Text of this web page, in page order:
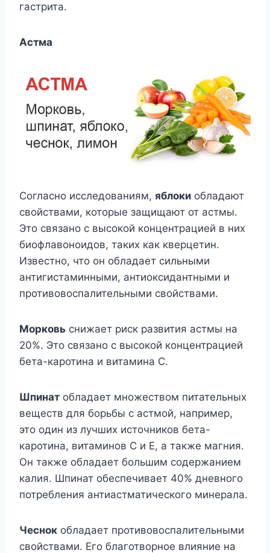
гастрита.
Астма
Согласно исследованиям, яблоки обладают
свойствами, которые защищают от астмы.
Это связано с высокой концентрацией в них
биофлавоноидов, таких как кверцетин.
Известно, что он обладает сильными
антигистаминными, антиоксидантными и
противовоспалительными свойствами.
Морковь снижает риск развития астмы на
20%. Это связано с высокой концентрацией
бета-каротина и витамина С.
Шпинат обладает множеством питательных
веществ для борьбы с астмой, например,
это один из лучших источников бета-
каротина, витаминов С и Е, а также магния.
Он также обладает большим содержанием
калия. Шпинат обеспечивает 40% дневного
потребления антиастматического минерала.
Чеснок обладает противовоспалительными
свойствами. Его благотворное влияние на